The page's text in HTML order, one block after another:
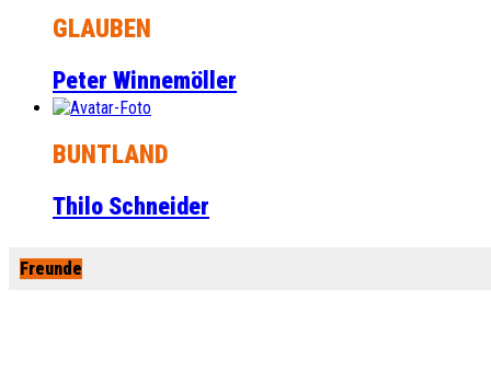
GLAUBEN
Peter Winnemöller
BUNTLAND
Thilo Schneider
Freunde